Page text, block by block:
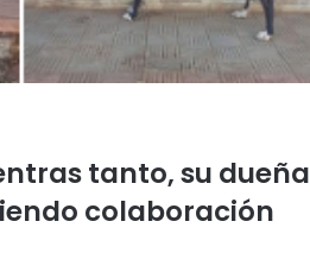
tanto, su dueña
colaboración